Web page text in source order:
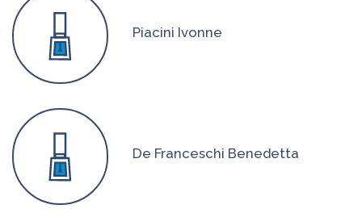
Piacini Ivonne
De Franceschi Benedetta